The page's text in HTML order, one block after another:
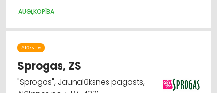
Agroķīmija, mēslošanas līdzekļi
Augkopība un tehniskās kultūras
Bērnu preču tirdzniecība
AUGĻKOPĪBA
Alūksne
Sprogas, ZS
"Sprogas", Jaunalūksnes pagasts,